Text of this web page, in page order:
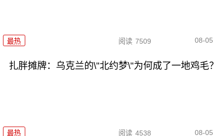
最热 阅读 7509 08-05
扎胖摊牌：乌克兰的\"北约梦\"为何成了一地鸡毛？
最热 阅读 4538 08-05